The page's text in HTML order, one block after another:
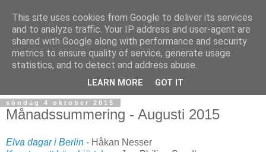
söndag 4 oktober 2015
Månadssummering - Augusti 2015
Elva dagar i Berlin - Håkan Nesser
This site uses cookies from Google to deliver its services
and to analyze traffic. Your IP address and user-agent are
shared with Google along with performance and security
metrics to ensure quality of service, generate usage
statistics, and to detect and address abuse.
LEARN MORE GOT IT